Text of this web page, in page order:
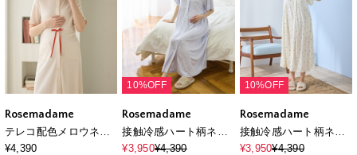
産前・産後対応
Rosemadame
テレコ配色メロウネグ
リジェ/マタニティパジ
¥4,390
10%OFF
Rosemadame
接触冷感ハート柄ネグ
リジェ
¥3,950¥4,390
10%OFF
Rosemadame
接触冷感ハート柄ネグ
リジェ
¥3,950¥4,390